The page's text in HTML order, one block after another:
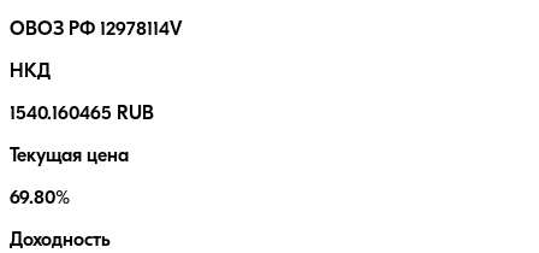
ОВОЗ РФ 12978114V
НКД
1540.160465 RUB
Текущая цена
69.80%
Доходность